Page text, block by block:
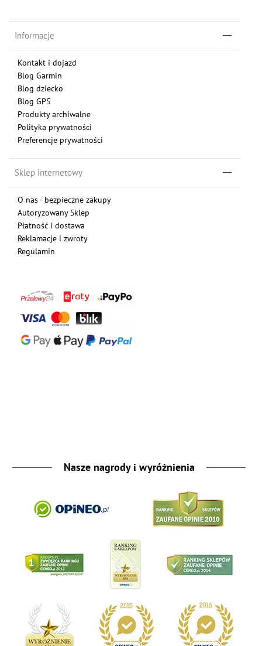
Informacje
Kontakt i dojazd
Blog Garmin
Blog dziecko
Blog GPS
Produkty archiwalne
Polityka prywatności
Preferencje prywatności
Sklep internetowy
O nas - bezpieczne zakupy
Autoryzowany Sklep
Płatność i dostawa
Reklamacje i zwroty
Regulamin
Nasze nagrody i wyróżnienia